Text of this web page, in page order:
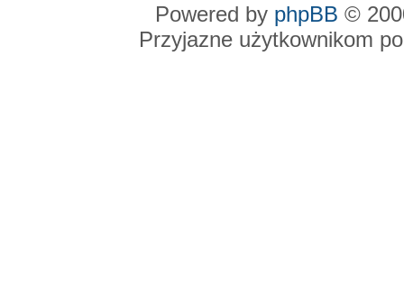
Powered by phpBB ©
Przyjazne użytkownikom